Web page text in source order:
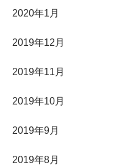
2020年1月
2019年12月
2019年11月
2019年10月
2019年9月
2019年8月